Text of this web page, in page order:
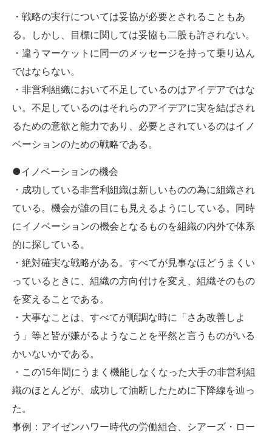
・戦略の実行については妥協が必要とされることもあ
る。しかし、目標に関しては妥協も二股も許されない。
・違うマーケットに同一のメッセージを持って乗り込ん
ではならない。
・非営利組織において不足しているのはアイデアではな
い。不足しているのはそれらのアイデアに実を結ばされ
るための意欲と能力であり、必要とされているのはイノ
ベーションのための戦略である。
●イノベーションの機会
・成功している非営利組織は新しいものの為に組織され
ている。機会が誰の目にも見えるようにしている。同時
にイノベーションの機会となるものを組織の内外で体系
的に探している。
・絶対確実な戦略がある。すべてが見事なほどうまくい
っているときに、組織の方向付けを変え、組織そのもの
を変えることである。
・大事なことは、すべてが順調な時に「さあ改善しよ
う」等と皆が嫌がるようなことを平然と言うものがいる
かいないかである。
・この15年間にうまく機能しなくなった大手の非営利組
織のほとんどが、成功して油断したために下降線を辿っ
た。
事例：アイゼンハワー時代の労働組合、シアーズ・ロー